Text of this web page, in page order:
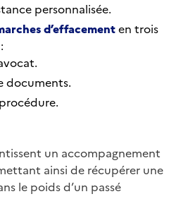
personnalisée.
d’effacementen trois
documents.
un accompagnement
ainsi de récupérer une
le poids d’un passé